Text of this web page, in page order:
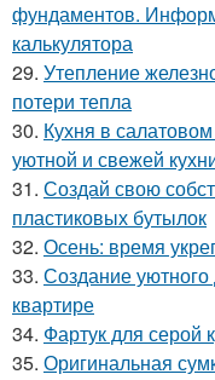
фундаментов.
калькулятора
29. Утепление
потери тепла
30. Кухня в
уютной и свежей
31. Создай свою
пластиковых бутылок
32. Осень: время
33. Создание уютного
квартире
34. Фартук для серой
35. Оригинальная